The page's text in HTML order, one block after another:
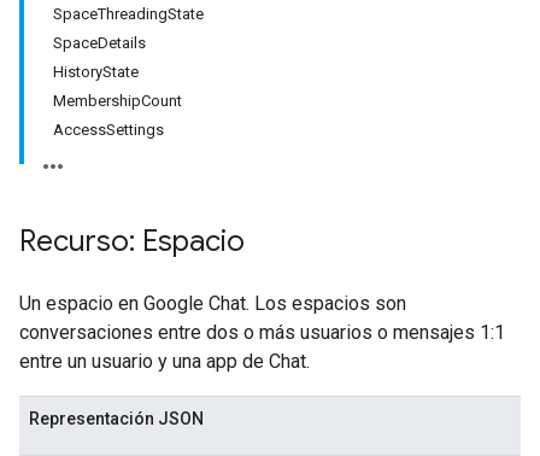
SpaceThreadingState
SpaceDetails
HistoryState
MembershipCount
AccessSettings
Recurso: Espacio
Un espacio en Google Chat. Los espacios son
conversaciones entre dos o más usuarios o mensajes 1:1
entre un usuario y una app de Chat.
Representación JSON